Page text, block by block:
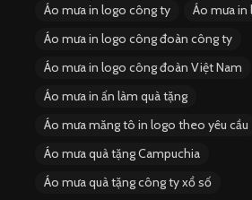
Áo mưa in logo công ty
Áo mưa
Áo mưa in logo công đoàn công ty
Áo mưa in logo công đoàn Việt Nam
Áo mưa in ấn làm quà tặng
Áo mưa măng tô in logo theo yêu cầu
Áo mưa quà tặng Campuchia
Áo mưa quà tặng công ty xổ số